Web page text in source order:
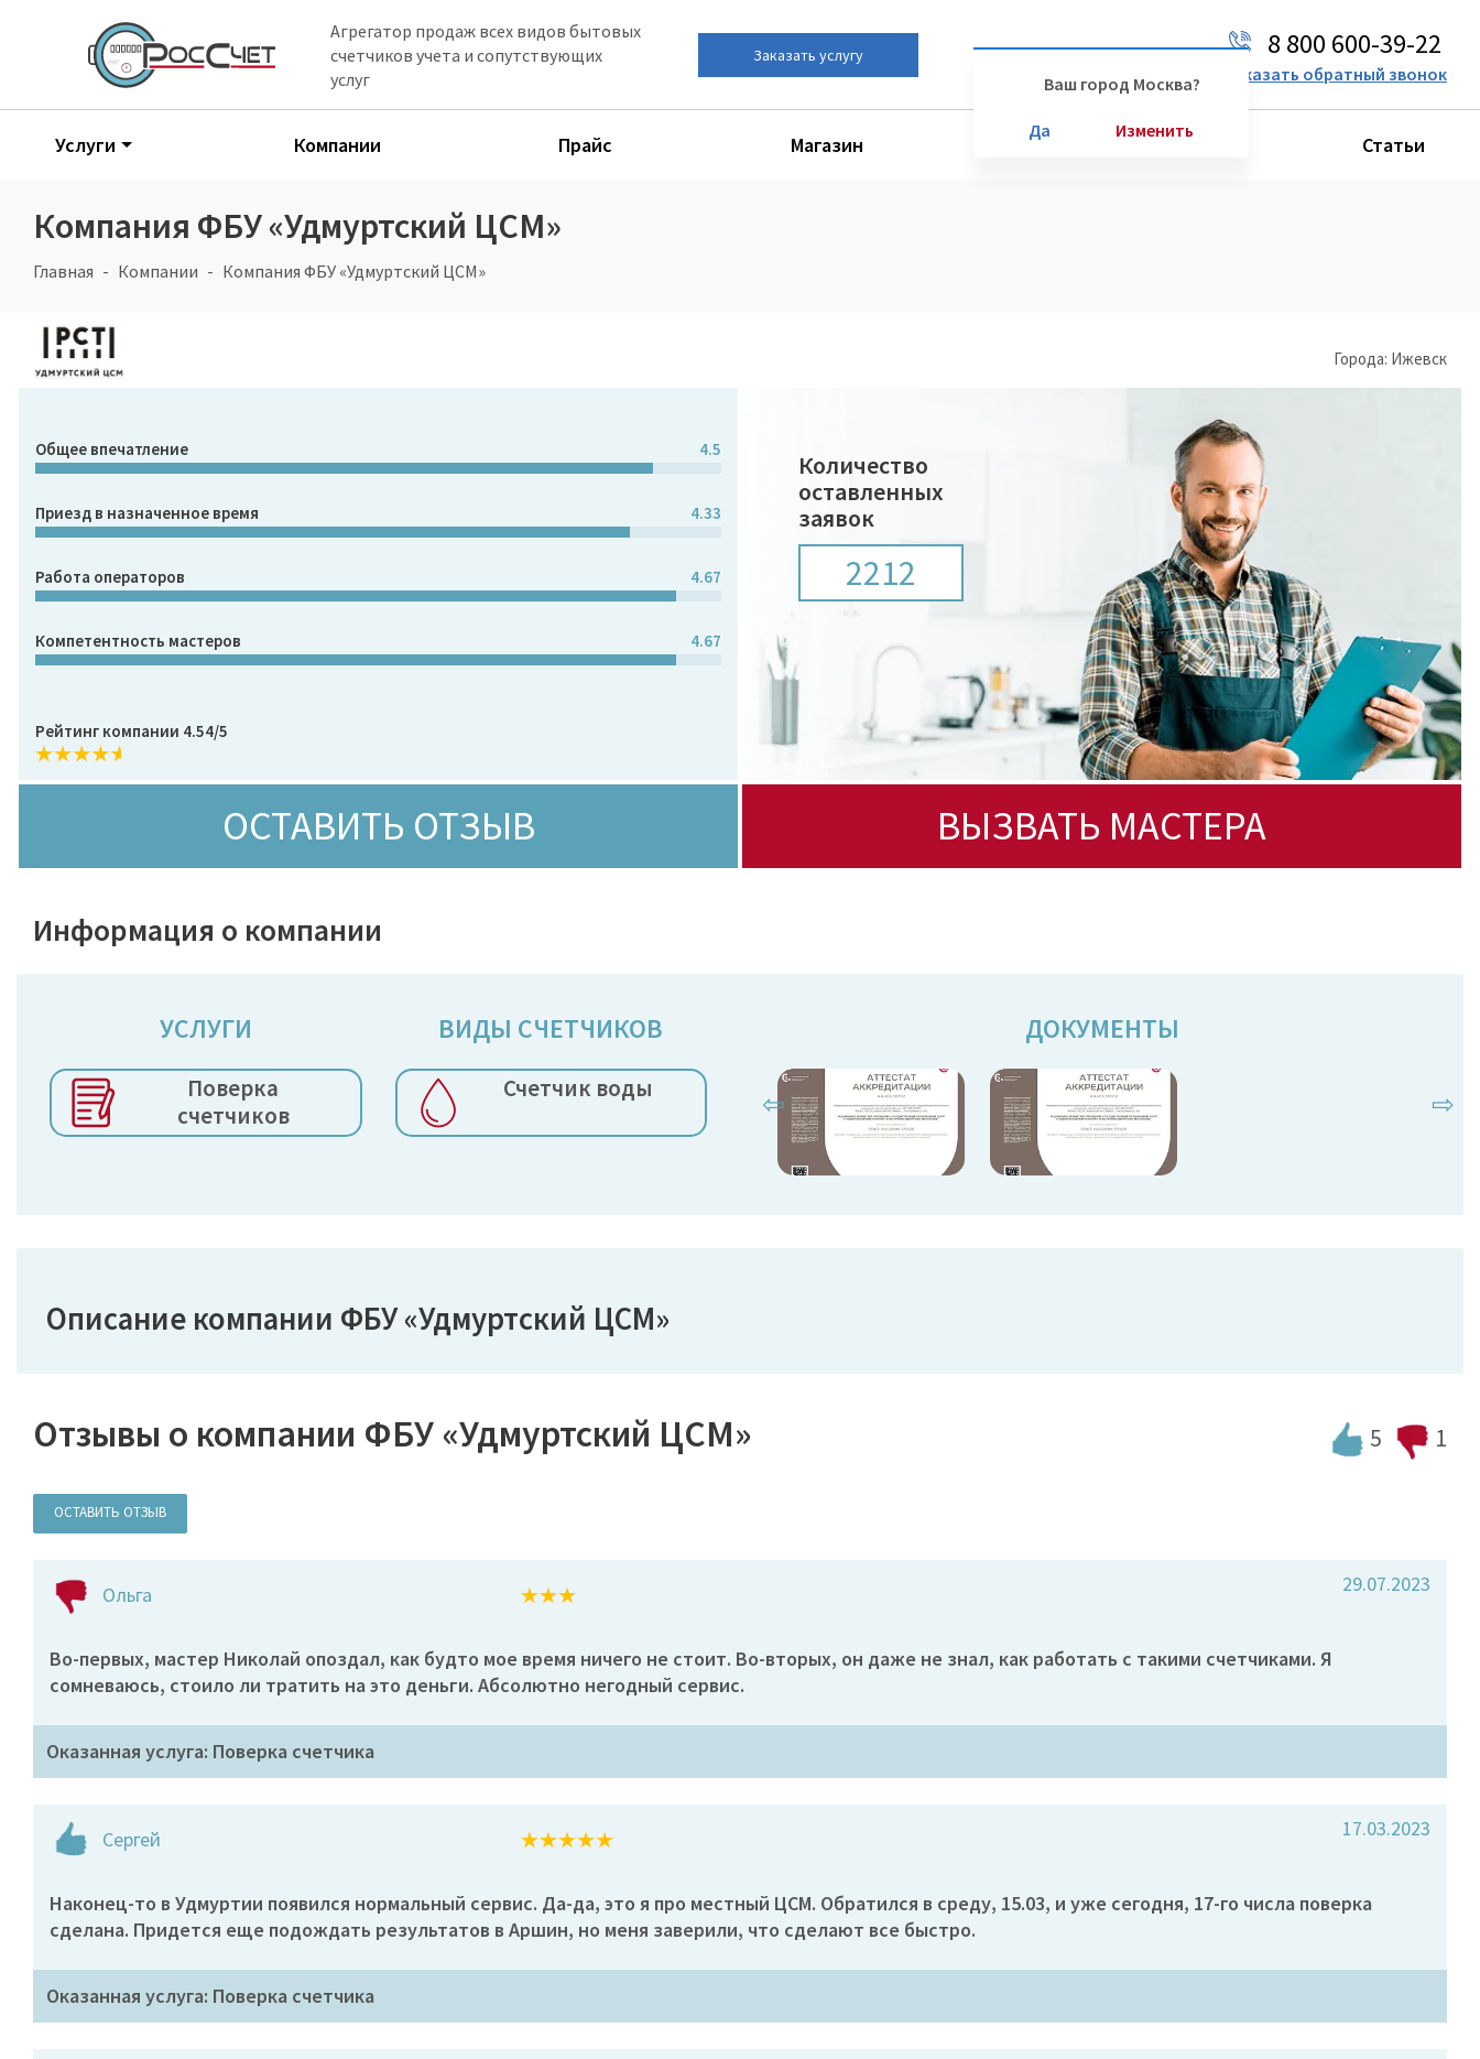
Агрегатор продаж всех видов бытовых
счетчиков учета и сопутствующих
услуг
Заказать услугу
Ваш город Москва?
Да Изменить
8 800 600-39-22
Заказать обратный звонок
Услуги Компании Прайс Магазин Производители Статьи
Компания ФБУ «Удмуртский ЦСМ»
Главная Компании Компания ФБУ «Удмуртский ЦСМ»
Города: Ижевск
Общее впечатление 4.5
Приезд в назначенное время 4.33
Работа операторов 4.67
Компетентность мастеров 4.67
Рейтинг компании 4.54/5
Количество
оставленных
заявок
2212
ОСТАВИТЬ ОТЗЫВ ВЫЗВАТЬ МАСТЕРА
Информация о компании
УСЛУГИ
Поверка
счетчиков
ВИДЫ СЧЕТЧИКОВ
Счетчик воды
ДОКУМЕНТЫ
⇦ ⇨
Описание компании ФБУ «Удмуртский ЦСМ»
Отзывы о компании ФБУ «Удмуртский ЦСМ» 5 1
ОСТАВИТЬ ОТЗЫВ
Ольга 29.07.2023
Во-первых, мастер Николай опоздал, как будто мое время ничего не стоит. Во-вторых, он даже не знал, как работать с такими счетчиками. Я
сомневаюсь, стоило ли тратить на это деньги. Абсолютно негодный сервис.
Оказанная услуга: Поверка счетчика
Сергей 17.03.2023
Наконец-то в Удмуртии появился нормальный сервис. Да-да, это я про местный ЦСМ. Обратился в среду, 15.03, и уже сегодня, 17-го числа поверка
сделана. Придется еще подождать результатов в Аршин, но меня заверили, что сделают все быстро.
Оказанная услуга: Поверка счетчика